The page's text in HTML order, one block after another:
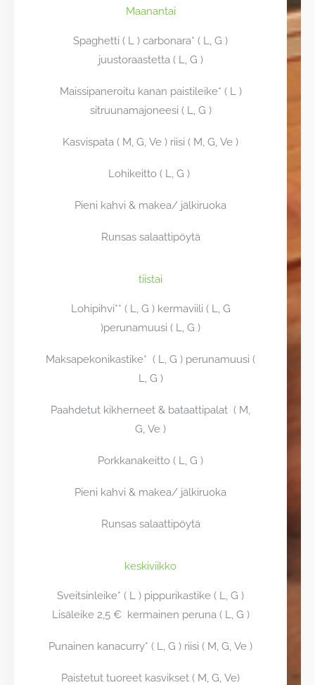
Maanantai
Spaghetti ( L ) carbonara* ( L, G )
juustoraastetta ( L, G )
Maissipaneroitu kanan paistileike* ( L )
sitruunamajoneesi ( L, G )
Kasvispata ( M, G, Ve ) riisi ( M, G, Ve )
Lohikeitto ( L, G )
Pieni kahvi & makea/ jälkiruoka
Runsas salaattipöytä
tiistai
Lohipihvi** ( L, G ) kermaviili ( L, G
)perunamuusi ( L, G )
Maksapekonikastike* ( L, G ) perunamuusi (
L, G )
Paahdetut kikherneet & bataattipalat ( M,
G, Ve )
Porkkanakeitto ( L, G )
Pieni kahvi & makea/ jälkiruoka
Runsas salaattipöytä
keskiviikko
Sveitsinleike* ( L ) pippurikastike ( L, G )
Lisäleike 2,5 € kermainen peruna ( L, G )
Punainen kanacurry* ( L, G ) riisi ( M, G, Ve )
Paistetut tuoreet kasvikset ( M, G, Ve)